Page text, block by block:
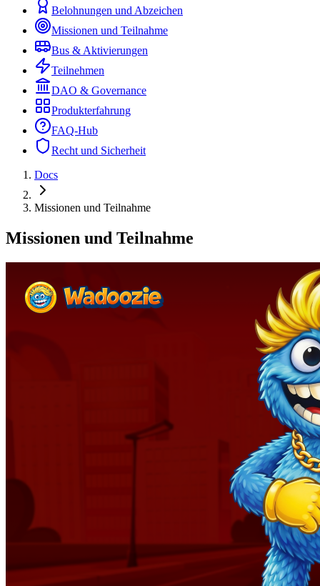
Belohnungen und Abzeichen
Missionen und Teilnahme
Bus & Aktivierungen
Teilnehmen
DAO & Governance
Produkterfahrung
FAQ-Hub
Recht und Sicherheit
Docs
Missionen und Teilnahme
Missionen und Teilnahme